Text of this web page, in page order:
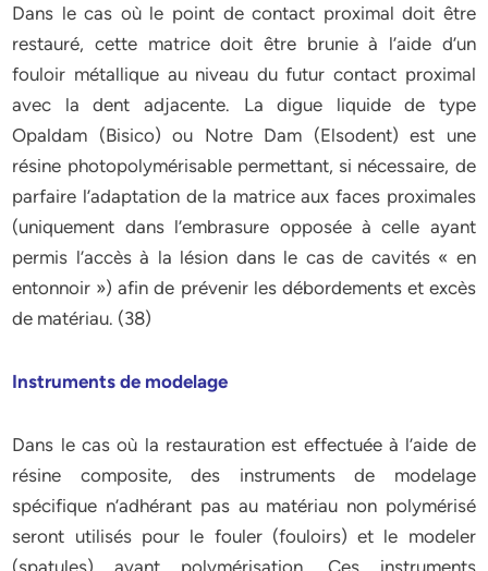
Dans le cas où le point de contact proximal doit être
restauré, cette matrice doit être brunie à l’aide d’un
fouloir métallique au niveau du futur contact proximal
avec la dent adjacente. La digue liquide de type
Opaldam (Bisico) ou Notre Dam (Elsodent) est une
résine photopolymérisable permettant, si nécessaire, de
parfaire l’adaptation de la matrice aux faces proximales
(uniquement dans l’embrasure opposée à celle ayant
permis l’accès à la lésion dans le cas de cavités « en
entonnoir ») afin de prévenir les débordements et excès
de matériau. (38)
Instruments de modelage
Dans le cas où la restauration est effectuée à l’aide de
résine composite, des instruments de modelage
spécifique n’adhérant pas au matériau non polymérisé
seront utilisés pour le fouler (fouloirs) et le modeler
(spatules) avant polymérisation. Ces instruments